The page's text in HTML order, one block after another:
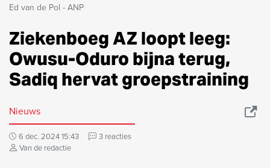
Ed van de Pol - ANP
Ziekenboeg AZ loopt leeg:
Owusu-Oduro bijna terug,
Sadiq hervat groepstraining
Nieuws
6 dec. 2024 15:43
3 reacties
Van de redactie